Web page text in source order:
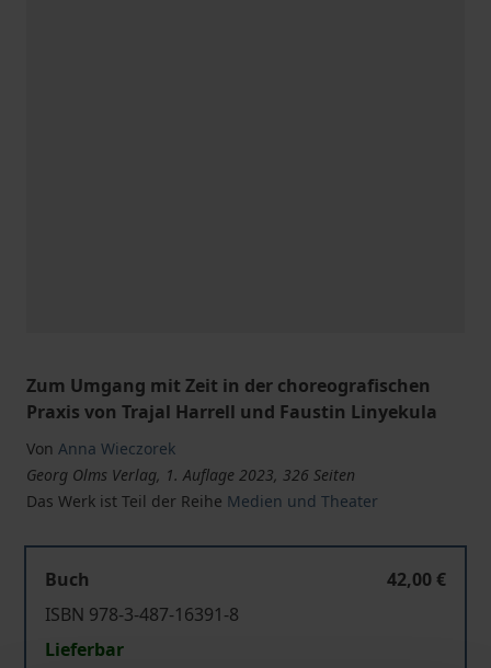
Zum Umgang mit Zeit in der choreografischen
Praxis von Trajal Harrell und Faustin Linyekula
Von Anna Wieczorek
Georg Olms Verlag, 1. Auflage 2023, 326 Seiten
Das Werk ist Teil der Reihe Medien und Theater
Buch
42,00 €
ISBN 978-3-487-16391-8
Lieferbar